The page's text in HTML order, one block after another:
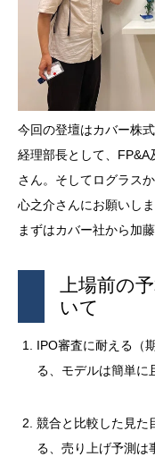
今回の登壇はカバー株
経理部長として、
さん。そしてログラス
心之介さんにお願いしま
まずはカバー社から加
上場前の
いて
IPO審査に耐える（
る、モデルは簡単に
競合と比較した見た
る、売り上げ予測は